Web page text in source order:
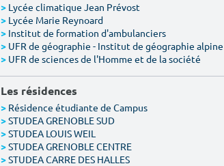
> Lycée climatique Jean Prévost
> Lycée Marie Reynoard
> Institut de formation d'ambulanciers
> UFR de géographie - Institut de géographie alpine
> UFR de sciences de l'Homme et de la société
Les résidences
> Résidence étudiante de Campus
>STUDEA GRENOBLE SUD
>STUDEA LOUIS WEIL
>STUDEA GRENOBLE CENTRE
>STUDEA CARRE DES HALLES